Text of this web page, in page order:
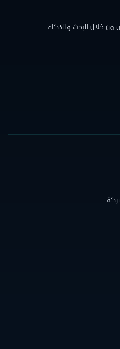
خلال البحث والذكاء